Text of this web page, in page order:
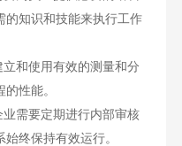
的知识和技能来执行工作
和使用有效的测量和分
性能。
需要定期进行内部审核
终保持有效运行。